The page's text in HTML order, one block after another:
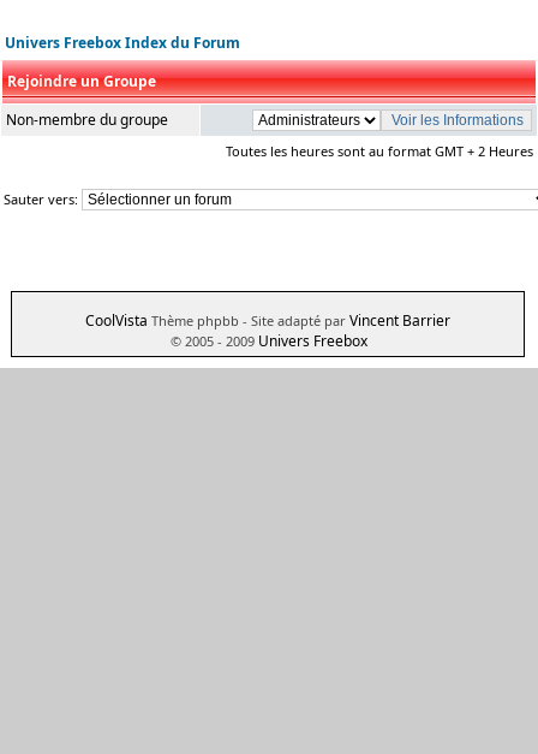
Univers Freebox Index du Forum
Rejoindre un Groupe
Non-membre du groupe
Toutes les heures sont au format GMT + 2 Heures
Sauter vers:
CoolVista Thème phpbb - Site adapté par Vincent Barrier
© 2005 - 2009 Univers Freebox